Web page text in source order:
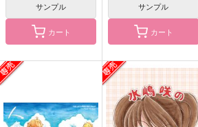
サンプル
カート
サンプル
カート